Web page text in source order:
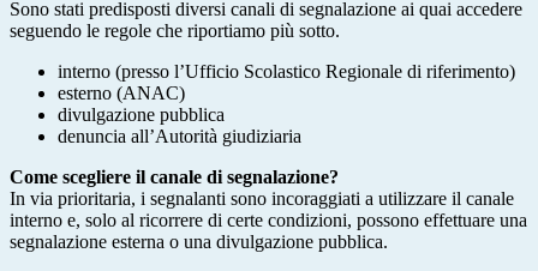
Sono stati predisposti diversi canali di segnalazione ai quai accedere
seguendo le regole che riportiamo più sotto.
interno (presso l’Ufficio Scolastico Regionale di riferimento)
esterno (ANAC)
divulgazione pubblica
denuncia all’Autorità giudiziaria
Come scegliere il canale di segnalazione?
In via prioritaria, i segnalanti sono incoraggiati a utilizzare il canale
interno e, solo al ricorrere di certe condizioni, possono effettuare una
segnalazione esterna o una divulgazione pubblica.